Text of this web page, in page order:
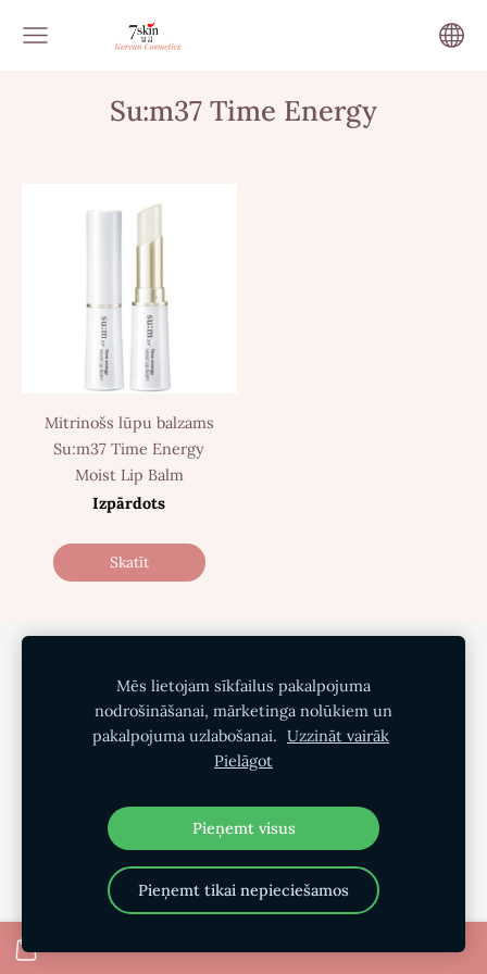
Su:m37 Time Energy
Mitrinošs lūpu balzams
Su:m37 Time Energy
Moist Lip Balm
Izpārdots
Skatīt
Par mums Kontakti
Mēs lietojam sīkfailus pakalpojuma
nodrošināšanai, mārketinga nolūkiem un
pakalpojuma uzlabošanai. Uzzināt vairāk
Pielāgot
Pieņemt visus
Pieņemt tikai nepieciešamos